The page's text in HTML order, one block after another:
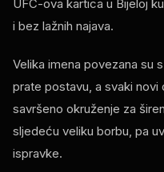
UFC-ova kartica u Bijeloj
i bez lažnih najava.
Velika imena povezana su
prate postavu, a svaki novi
savršeno okruženje za
sljedeću veliku borbu, pa
ispravke.